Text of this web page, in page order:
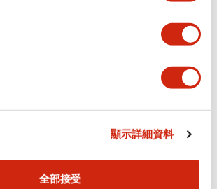
顯示詳細資料
全部接受